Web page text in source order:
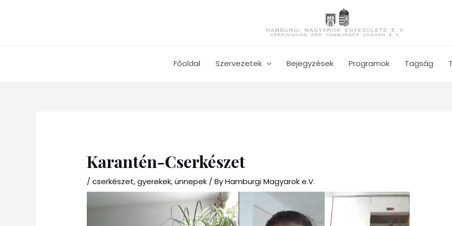
Főoldal Szervezetek Bejegyzések Programok Tagság
Karantén-Cserkészet
/cserkészet,gyerekek,ünnepek / ByHamburgi Magyarok e.V.